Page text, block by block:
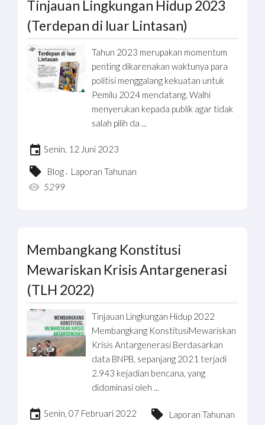
Tinjauan Lingkungan Hidup 2023
(Terdepan di luar Lintasan)
Tahun 2023 merupakan momentum
penting dikarenakan waktunya para
politisi menggalang kekuatan untuk
Pemilu 2024 mendatang. Walhi
menyerukan kepada publik agar tidak
salah pilih da ...
Senin, 12 Juni 2023
Blog
Laporan Tahunan
5299
Membangkang Konstitusi
Mewariskan Krisis Antargenerasi
(TLH 2022)
Tinjauan Lingkungan Hidup 2022
Membangkang KonstitusiMewariskan
Krisis Antargenerasi Berdasarkan
data BNPB, sepanjang 2021 terjadi
2.943 kejadian bencana, yang
didominasi oleh ...
Senin, 07 Februari 2022 Laporan Tahunan